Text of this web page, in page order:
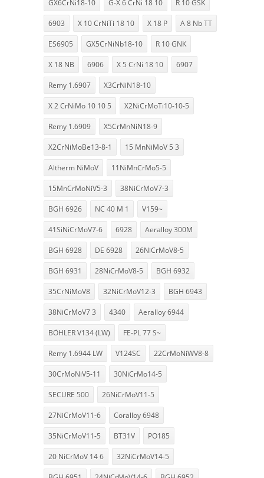
GX6CrNi18-10 G-X 6 CrNi 18 10 R 10 GSK
6903 X 10 CrNiTi 18 10 X 18 P A 8 Nb TT
ES6905 GX5CrNiNb18-10 R 10 GNK
X 18 NB 6906 X 5 CrNi 18 10 6907
Remy 1.6907 X3CrNiN18-10
X 2 CrNiMo 10 10 5 X2NiCrMoTi10-10-5
Remy 1.6909 X5CrMnNiN18-9
X2CrNiMoBe13-8-1 15 MnNiMoV 5 3
Altherm NiMoV 11NiMnCrMo5-5
15MnCrMoNiV5-3 38NiCrMoV7-3
BGH 6926 NC 40 M 1 V159~
41SiNiCrMoV7-6 6928 Aeralloy 300M
BGH 6928 DE 6928 26NiCrMoV8-5
BGH 6931 28NiCrMoV8-5 BGH 6932
35CrNiMoV8 32NiCrMoV12-3 BGH 6943
38NiCrMoV7 3 4340 Aeralloy 6944
BÖHLER V134 (LW) FE-PL 77 S~
Remy 1.6944 LW V124SC 22CrMoNiWV8-8
30CrMoNiV5-11 30NiCrMo14-5
SECURE 500 26NiCrMoV11-5
27NiCrMoV11-6 Coralloy 6948
35NiCrMoV11-5 BT31V PO185
20 NiCrMoV 14 6 32NiCrMoV14-5